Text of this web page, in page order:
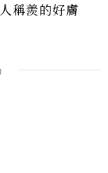
稱羨的好膚